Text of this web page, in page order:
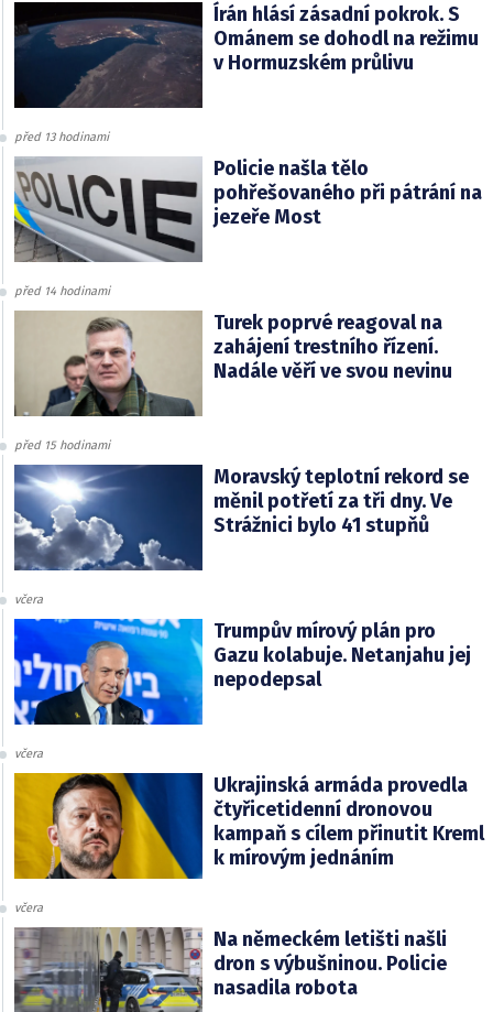
Írán hlásí zásadní pokrok. S
Ománem se dohodl na režimu
v Hormuzském průlivu
před 13 hodinami
Policie našla tělo
pohřešovaného při pátrání na
jezeře Most
před 14 hodinami
Turek poprvé reagoval na
zahájení trestního řízení.
Nadále věří ve svou nevinu
před 15 hodinami
Moravský teplotní rekord se
měnil potřetí za tři dny. Ve
Strážnici bylo 41 stupňů
včera
Trumpův mírový plán pro
Gazu kolabuje. Netanjahu jej
nepodepsal
včera
Ukrajinská armáda provedla
čtyřicetidenní dronovou
kampaň s cílem přinutit Kreml
k mírovým jednáním
včera
Na německém letišti našli
dron s výbušninou. Policie
nasadila robota